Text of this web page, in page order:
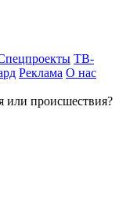
ТВ-
Реклама О нас
или происшествия?